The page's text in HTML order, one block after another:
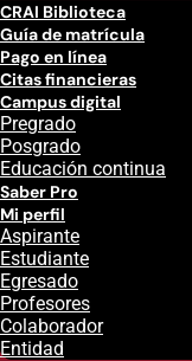
CRAI Biblioteca
Guía de matrícula
Pago en línea
Citas financieras
Campus digital
Pregrado
Posgrado
Educación continua
Saber Pro
Mi perfil
Aspirante
Estudiante
Egresado
Profesores
Colaborador
Entidad